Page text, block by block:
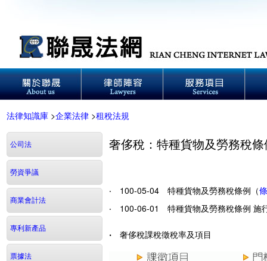
法律知識庫 >企業法律 >租稅法規
公司法
勞資爭議
商業會計法
專利新產品
票據法
奢侈稅：特種貨物及勞務稅
‧ 100-05-04 特種貨物及勞務稅條例（
‧ 100-06-01 特種貨物及勞務稅條例 施
‧ 奢侈稅課稅徵稅率及項目